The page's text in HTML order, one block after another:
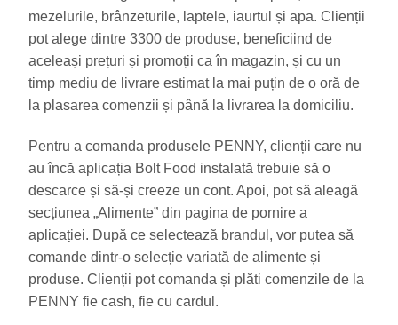
mezelurile, brânzeturile, laptele, iaurtul și apa. Clienții
pot alege dintre 3300 de produse, beneficiind de
aceleași prețuri și promoții ca în magazin, și cu un
timp mediu de livrare estimat la mai puțin de o oră de
la plasarea comenzii și până la livrarea la domiciliu.
Pentru a comanda produsele PENNY, clienții care nu
au încă aplicația Bolt Food instalată trebuie să o
descarce și să-și creeze un cont. Apoi, pot să aleagă
secțiunea „Alimente” din pagina de pornire a
aplicației. După ce selectează brandul, vor putea să
comande dintr-o selecție variată de alimente și
produse. Clienții pot comanda și plăti comenzile de la
PENNY fie cash, fie cu cardul.